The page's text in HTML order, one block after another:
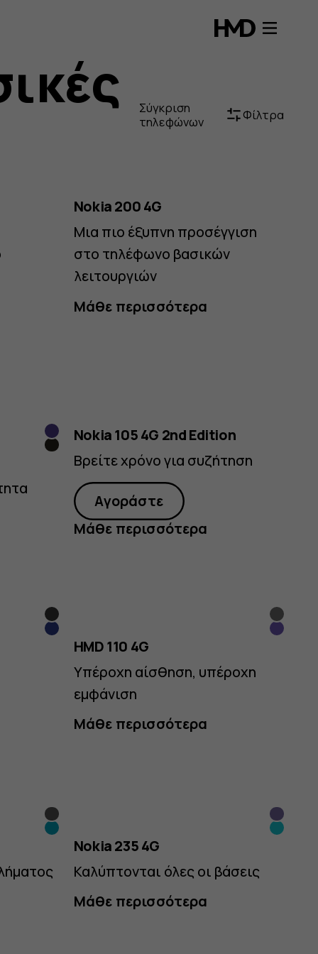
Σύγκριση
τηλεφώνων
Φίλτρα
Nokia 200 4G
Μια πιο έξυπνη προσέγγιση
στο τηλέφωνο βασικών
λειτουργιών
Μάθε περισσότερα
Violet
Μαύρο
Nokia 105 4G 2nd Edition
Βρείτε χρόνο για συζήτηση
Αγοράστε
Μάθε περισσότερα
Μαύρο
Μπλε Blue
HMD 110 4G
Υπέροχη αίσθηση, υπέροχη
εμφάνιση
Μάθε περισσότερα
Grunge
Black
Scuba
Μοβ
Μπλε
Nokia 235 4G
Καλύπτονται όλες οι βάσεις
Μάθε περισσότερα